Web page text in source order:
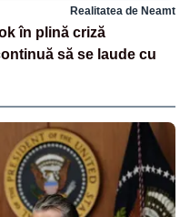
Realitatea de Neamt
în plină criză
să se laude cu